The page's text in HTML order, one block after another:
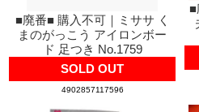
■廃番■ 購入不可｜ミササ く
まのがっこう アイロンボー
ド 足つき No.1759
SOLD OUT
4902857117596
■